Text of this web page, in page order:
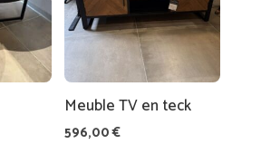
Meuble TV en teck
596,00€